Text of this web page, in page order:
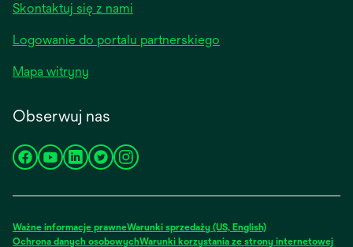
Skontaktuj się z nami
Logowanie do portalu partnerskiego
Mapa witryny
Obserwuj nas
opens
new
tab
opens
new
tab
opens
new
tab
opens
tab
opens
new
tab
Ważne informacje prawneWarunki sprzedaży (US, English)
Ochrona danych osobowychWarunki korzystania ze strony internetowej